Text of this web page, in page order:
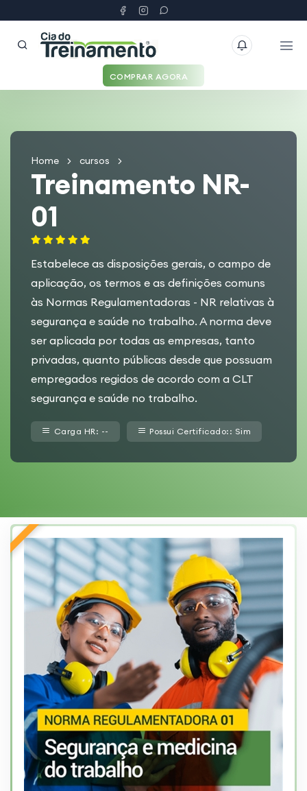
COMPRAR AGORA
Home cursos
Treinamento NR-
01
Estabelece as disposições gerais, o campo de
aplicação, os termos e as definições comuns
às Normas Regulamentadoras - NR relativas à
segurança e saúde no trabalho. A norma deve
ser aplicada por todas as empresas, tanto
privadas, quanto públicas desde que possuam
empregados regidos de acordo com a CLT
segurança e saúde no trabalho.
Carga HR: -- Possui Certificado:: Sim